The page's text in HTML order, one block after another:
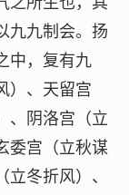
九九制会。扬
中，复有九
）、天留宫
、阴洛宫（立
委宫（立秋谋
冬折风）、